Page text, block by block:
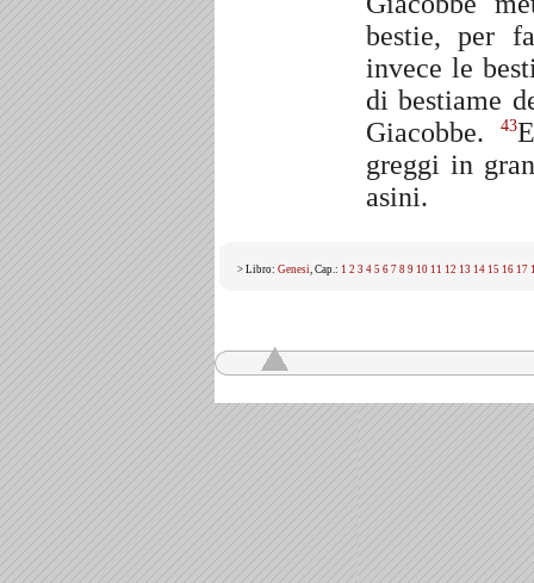
bestie, per
invece le
di bestiame
Giacobbe.
43
greggi in
asini.
> Libro: Genesi, Cap.: 1 2 3 4 5 6 7 8 9 10 11 12 13 14 15 16 17